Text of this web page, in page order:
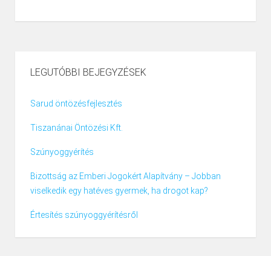
LEGUTÓBBI BEJEGYZÉSEK
Sarud öntözésfejlesztés
Tiszanánai Öntözési Kft.
Szúnyoggyérítés
Bizottság az Emberi Jogokért Alapítvány – Jobban
viselkedik egy hatéves gyermek, ha drogot kap?
Értesítés szúnyoggyérítésről